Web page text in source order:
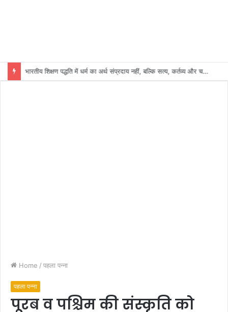
भारतीय शिक्षण पद्धति में धर्म का अर्थ संप्रदाय नहीं, बल्कि सत्य, कर्तव्य और चरित्र निर्माण है: विजय प्रकाश
Home / पहला पन्ना
पहला पन्ना
पूरब व पश्चिम की संस्कृति को